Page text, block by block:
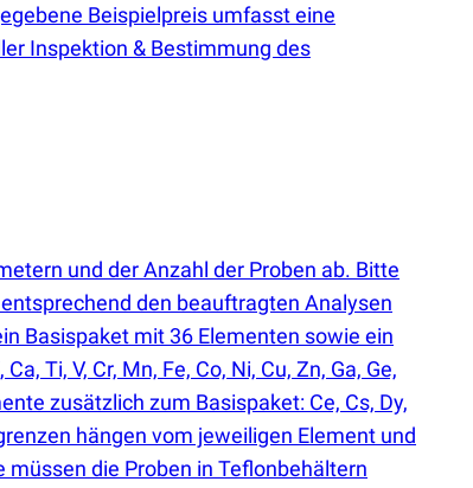
Beispielpreis umfasst eine
Inspektion & Bestimmung des
und der Anzahl der Proben ab. Bitte
den beauftragten Analysen
Basispaket mit 36 Elementen sowie ein
Ti, V, Cr, Mn, Fe, Co, Ni, Cu, Zn, Ga, Ge,
zusätzlich zum Basispaket: Ce, Cs, Dy,
hängen vom jeweiligen Element und
die Proben in Teflonbehältern